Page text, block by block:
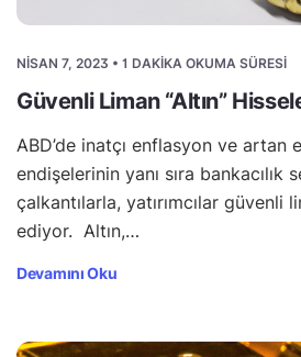
NISAN 7, 2023 • 1 DAKIKA OKUMA SÜRESI
Güvenli Liman “Altın”
ABD’de inatçı enflasyon ve artan
endişelerinin yanı sıra bankacılık
çalkantılarla, yatırımcılar güvenli
ediyor. Altın,…
Devamını Oku